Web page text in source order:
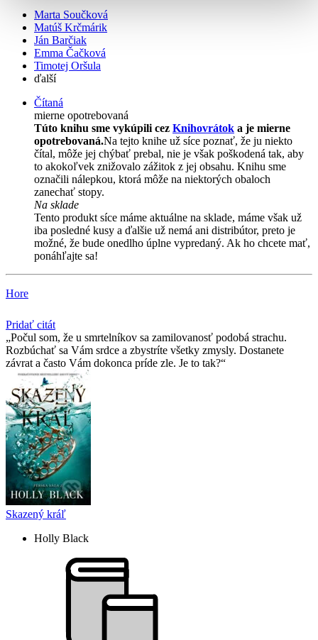
Marta Součková
Matúš Krčmárik
Ján Barčiak
Emma Čačková
Timotej Oršula
ďalší
Čítaná
mierne opotrebovaná
Túto knihu sme vykúpili cez Knihovrátok a je mierne
opotrebovaná.Na tejto knihe už síce poznať, že ju niekto
čítal, môže jej chýbať prebal, nie je však poškodená tak, aby
to akokoľvek znižovalo zážitok z jej obsahu. Knihu sme
označili nálepkou, ktorá môže na niektorých obaloch
zanechať stopy.
Na sklade
Tento produkt síce máme aktuálne na sklade, máme však už
iba posledné kusy a ďalšie už nemá ani distribútor, preto je
možné, že bude onedlho úplne vypredaný. Ak ho chcete mať,
ponáhľajte sa!
Hore
Pridať citát
Počul som, že u smrtelní­kov sa zamilovanosť podobá strachu.
Rozbúchať sa Vám srdce a zbystrí­te všetky zmysly. Dostanete
závrat a často Vám dokonca prí­de zle. Je to tak?
Skazený kráľ
Holly Black